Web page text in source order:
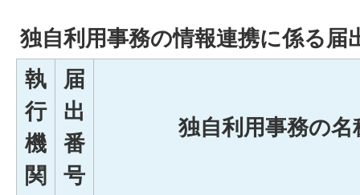
独自利用事務の情報連携に係る届
執
行
機
関
届
出
番
号
独自利用事務の名